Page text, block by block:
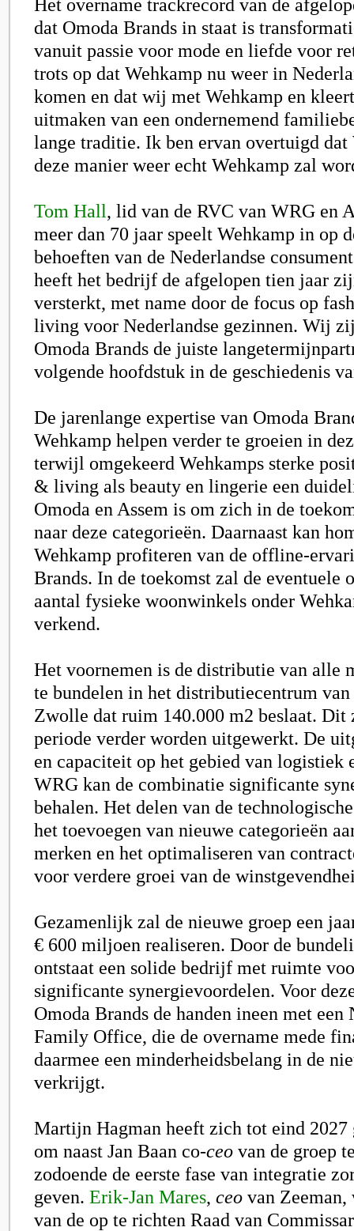
Het overname trackrecord van de
dat Omoda Brands in staat is
vanuit passie voor mode en liefde voor
trots op dat Wehkamp nu weer in
komen en dat wij met Wehkamp en
uitmaken van een ondernemend
lange traditie. Ik ben ervan overtuigd dat
deze manier weer echt Wehkamp zal
Tom Hall, lid van de RVC van WRG en
meer dan 70 jaar speelt Wehkamp in op
behoeften van de Nederlandse
heeft het bedrijf de afgelopen tien jaar
versterkt, met name door de focus op
living voor Nederlandse gezinnen. Wij
Omoda Brands de juiste
volgende hoofdstuk in de geschiedenis
De jarenlange expertise van Omoda
Wehkamp helpen verder te groeien in
terwijl omgekeerd Wehkamps sterke
& living als beauty en lingerie een
Omoda en Assem is om zich in de
naar deze categorieën. Daarnaast kan
Wehkamp profiteren van de offline-
Brands. In de toekomst zal de eventuele
aantal fysieke woonwinkels onder
verkend.
Het voornemen is de distributie van alle
te bundelen in het distributiecentrum
Zwolle dat ruim 140.000 m2 beslaat. Dit
periode verder worden uitgewerkt. De
en capaciteit op het gebied van
WRG kan de combinatie significante
behalen. Het delen van de
het toevoegen van nieuwe categorieën
merken en het optimaliseren van
voor verdere groei van de
Gezamenlijk zal de nieuwe groep een
€ 600 miljoen realiseren. Door de
ontstaat een solide bedrijf met ruimte
significante synergievoordelen. Voor
Omoda Brands de handen ineen met een
Family Office, die de overname mede
daarmee een minderheidsbelang in de
verkrijgt.
Martijn Hagman heeft zich tot eind 2027
om naast Jan Baan co-ceo van de groep
zodoende de eerste fase van integratie
geven. Erik-Jan Mares, ceo van
van de op te richten Raad van